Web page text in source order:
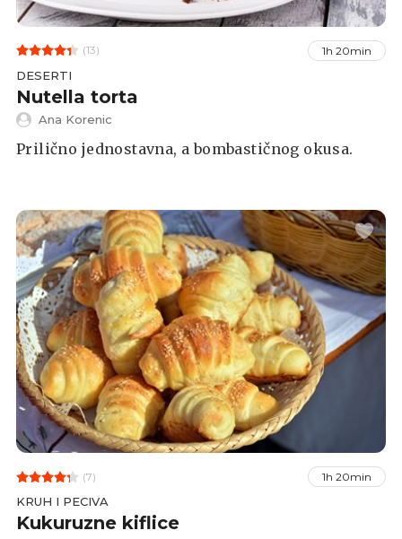
(13) 1h 20min
DESERTI
Nutella torta
Ana Korenic
Prilično jednostavna, a bombastičnog okusa.
(7) 1h 20min
KRUH I PECIVA
Kukuruzne kiflice